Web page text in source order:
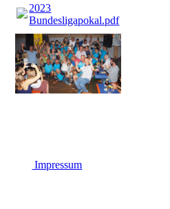
2023
Bundesligapokal.pdf(412.25KB)
Impressum